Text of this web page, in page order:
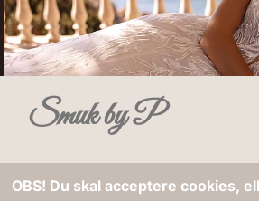
Smuk by P
OBS! Du skal acceptere cookies,